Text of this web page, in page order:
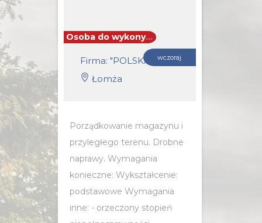
Osoba do wykonywania prac gospodarczych
Firma: "POLSKA GRUPA FARMACEUTYCZNA" SPÓŁKA Z OGRANICZONĄ ODPOWIEDZIALNOŚCIĄ
Łomża
wczoraj
Porządkowanie magazynu i
przyległego terenu. Drobne
naprawy. Wymagania
konieczne: Wykształcenie:
podstawowe Wymagania
inne: - orzeczony stopień